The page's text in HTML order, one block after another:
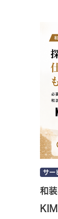
サー
和